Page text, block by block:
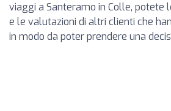
viaggi a Santeramo in Colle, potete
e le valutazioni di altri clienti che
in modo da poter prendere una